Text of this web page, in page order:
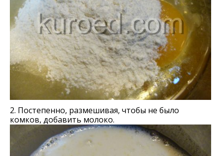
2. Постепенно, размешивая, чтобы не было
комков, добавить молоко.